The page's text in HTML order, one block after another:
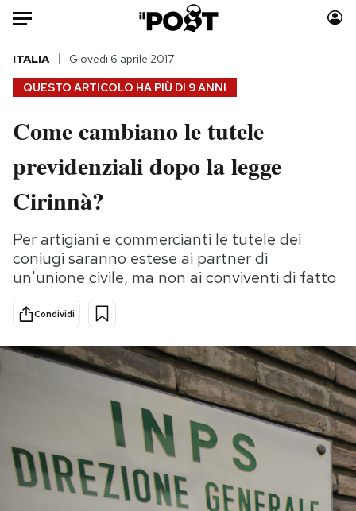
HOME
Italia
Politica
Tecnologia
Scienza
Cultura
Sport
Moda
Consumismi
Media
I MIEI PREFERITI
QUESTO ARTICOLO HA PIÙ DI 9 ANNI
ITALIA Giovedì 6 aprile 2017
Come cambiano le tutele
previdenziali dopo la legge
Cirinnà?
Per artigiani e commercianti le tutele dei
coniugi saranno estese ai partner di
un'unione civile, ma non ai conviventi di fatto
Condividi